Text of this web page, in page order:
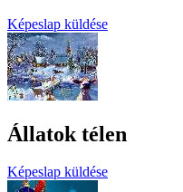
Képeslap küldése
Állatok télen
Képeslap küldése